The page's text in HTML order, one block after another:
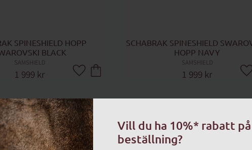
SPINESHIELD HOPP
BLACK
SAMSHIELD
1 999 kr Lägg till i favoriter
SCHABRAK SPINESHIELD
HOPP NAVY
SAMSHIELD
1 999 kr
Vill du ha 10%* rabatt
beställning?